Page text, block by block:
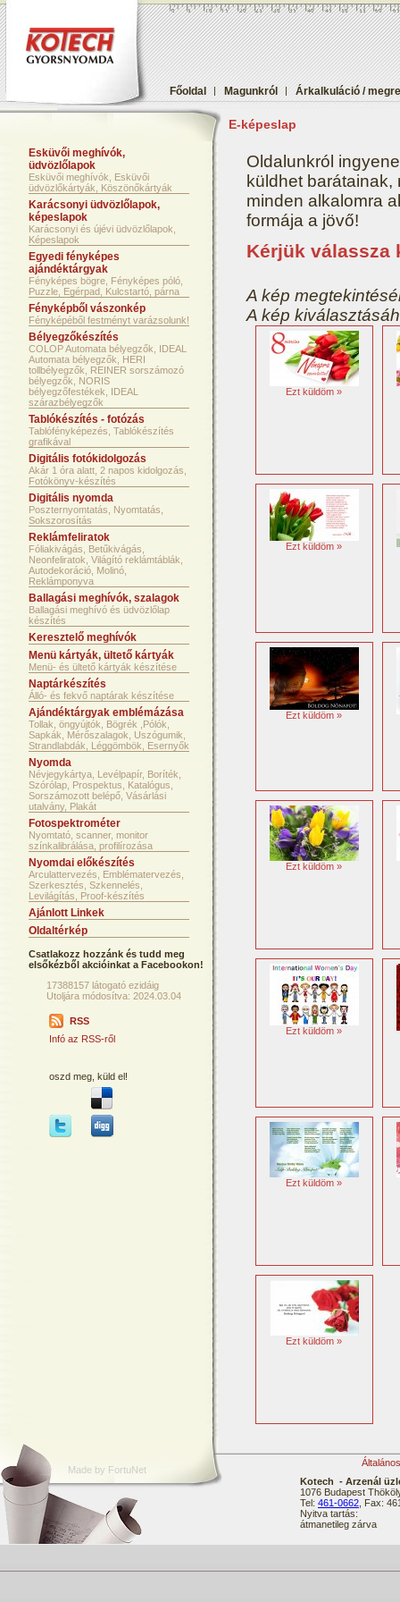
Főoldal | Magunkról | Árkalkuláció /
E-képeslap
Esküvői meghívók,
üdvözlőlapok
Esküvői meghívók, Esküvői
üdvözlőkártyák, Köszönőkártyák
Karácsonyi üdvözlőlapok,
képeslapok
Karácsonyi és újévi üdvözlőlapok,
Képeslapok
Egyedi fényképes
ajándéktárgyak
Fényképes bögre, Fényképes póló,
Puzzle, Egérpad, Kulcstartó, párna
Fényképből vászonkép
Fényképéből festményt varázsolunk!
Bélyegzőkészítés
COLOP Automata bélyegzők, IDEAL
Automata bélyegzők, HERI
tollbélyegzők, REINER sorszámozó
bélyegzők, NORIS
bélyegzőfestékek, IDEAL
szárazbélyegzők
Tablókészítés - fotózás
Tablófényképezés, Tablókészítés
grafikával
Digitális fotókidolgozás
Akár 1 óra alatt, 2 napos kidolgozás,
Fotókönyv-készítés
Digitális nyomda
Poszternyomtatás, Nyomtatás,
Sokszorosítás
Reklámfeliratok
Fóliakivágás, Betűkivágás,
Neonfeliratok, Világító reklámtáblák,
Autodekoráció, Molinó,
Reklámponyva
Ballagási meghívók, szalagok
Ballagási meghívó és üdvözlőlap
készítés
Keresztelő meghívók
Menü kártyák, ültető kártyák
Menü- és ültető kártyák készítése
Naptárkészítés
Álló- és fekvő naptárak készítése
Ajándéktárgyak emblémázása
Tollak, öngyújtók, Bögrék ,Pólók,
Sapkák, Mérőszalagok, Uszógumik,
Strandlabdák, Léggömbök, Esernyők
Nyomda
Névjegykártya, Levélpapír, Boríték,
Szórólap, Prospektus, Katalógus,
Sorszámozott belépő, Vásárlási
utalvány, Plakát
Fotospektrométer
Nyomtató, scanner, monitor
színkalibrálása, profilírozása
Nyomdai előkészítés
Arculattervezés, Emblématervezés,
Szerkesztés, Szkennelés,
Levilágítás, Proof-készítés
Ajánlott Linkek
Oldaltérkép
Csatlakozz hozzánk és tudd meg
elsőkézből akcióinkat a Facebookon!
17388157 látogató ezidáig
Utoljára módosítva: 2024.03.04
RSS
Infó az RSS-ről
oszd meg, küld el!
Oldalunkról
küldhet
minden alkalomra
formája a jövő!
Kérjük válassza
A kép
A kép
Ezt küldöm »
Ezt küldöm »
Ezt küldöm »
Ezt küldöm »
Ezt küldöm »
Ezt küldöm »
Ezt küldöm »
Made by FortuNet
Kotech - Arzenál
1076 Budapest
Tel: 461-0662 , Fax:
Nyitva tartás:
átmanetileg zárva